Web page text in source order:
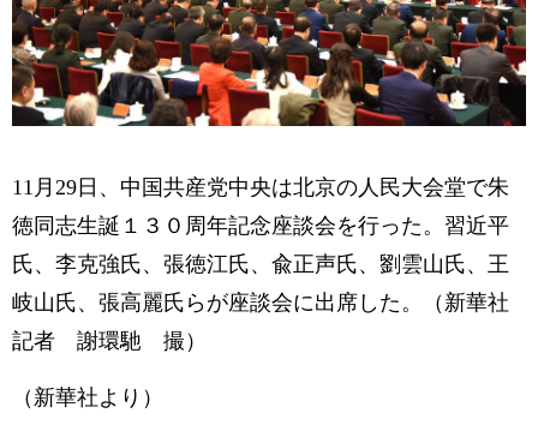
11月29日、中国共産党中央は北京の人民大会堂で朱
徳同志生誕１３０周年記念座談会を行った。習近平
氏、李克強氏、張徳江氏、兪正声氏、劉雲山氏、王
岐山氏、張高麗氏らが座談会に出席した。（新華社
記者 謝環馳 撮）
（新華社より）